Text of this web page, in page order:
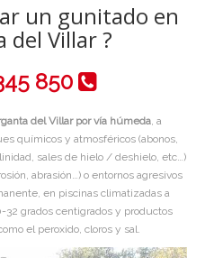
un gunitado en
del Villar ?
850
del Villar por vía húmeda, a
químicos y atmosféricos (abonos,
sales de hielo / deshielo, etc…)
abrasión…) o entornos agresivos
en piscinas climatizadas a
grados centigrados y productos
el peroxido, cloros y sal.